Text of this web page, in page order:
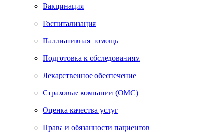
Вакцинация
Госпитализация
Паллиативная помощь
Подготовка к обследованиям
Лекарственное обеспечение
Страховые компании (ОМС)
Оценка качества услуг
Права и обязанности пациентов